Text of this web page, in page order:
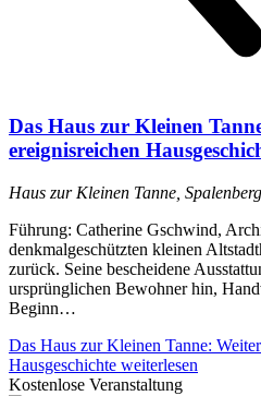
Das Haus zur Kleinen
ereignisreichen
Haus zur Kleinen Tanne,
Führung: Catherine Gschwind,
denkmalgeschützten kleinen
zurück. Seine bescheidene
ursprünglichen Bewohner hin,
Beginn…
Das Haus zur Kleinen Tanne:
Hausgeschichte weiterlesen
Kostenlose Veranstaltung